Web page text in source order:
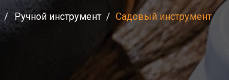
Ручной инструмент Садовый инструмент